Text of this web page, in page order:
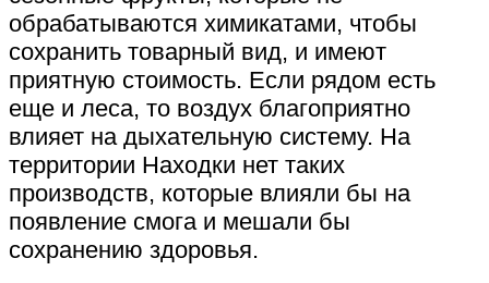
обрабатываются химикатами, чтобы
сохранить товарный вид, и имеют
приятную стоимость. Если рядом есть
еще и леса, то воздух благоприятно
влияет на дыхательную систему. На
территории Находки нет таких
производств, которые влияли бы на
появление смога и мешали бы
сохранению здоровья.